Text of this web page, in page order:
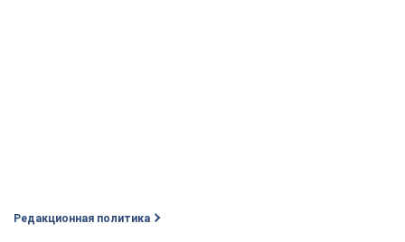
Редакционная политика